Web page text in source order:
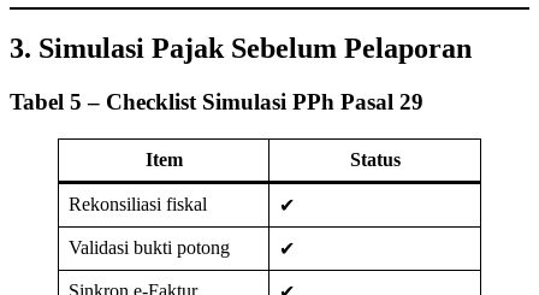
3. Simulasi Pajak Sebelum Pelaporan
Tabel 5 – Checklist Simulasi PPh Pasal 29
Item Status
Rekonsiliasi fiskal ✔
Validasi bukti potong ✔
Sinkron e-Faktur